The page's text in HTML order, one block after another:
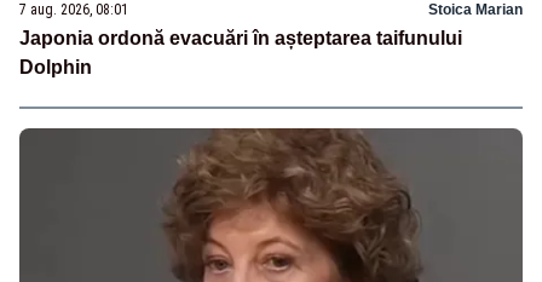
7 aug. 2026, 08:01 Stoica Marian
Japonia ordonă evacuări în așteptarea taifunului
Dolphin